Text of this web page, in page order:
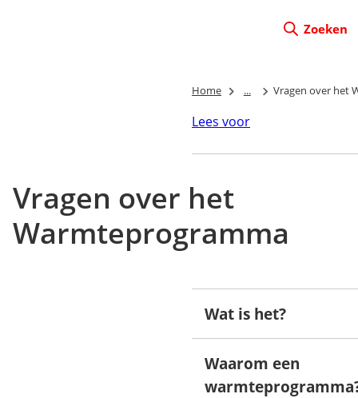
Zoeken
Home ... Vragen over het
Lees voor
Vragen over het
Warmteprogramma
Wat is het?
Waarom een